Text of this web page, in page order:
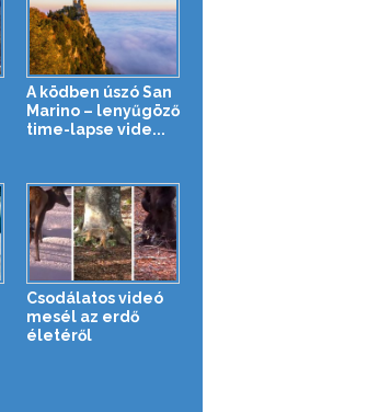
A ködben úszó San
Marino – lenyűgöző
time-lapse vide...
Csodálatos videó
mesél az erdő
életéről